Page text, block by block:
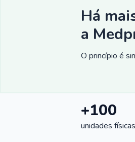
Há
a
O princípio é
+100
unidades físicas